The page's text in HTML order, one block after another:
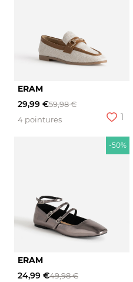
ERAM
29,99 €59,98 €
4 pointures
1
-50%
ERAM
24,99 €49,98 €